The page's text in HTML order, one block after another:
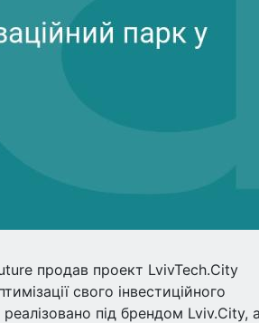
продав проект LvivTech.City
свого інвестиційного
під брендом Lviv.City, а